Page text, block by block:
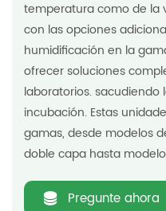
temperatura como de la
con las opciones
humidificación en la
ofrecer soluciones
laboratorios. sacudiendo
incubación. Estas
gamas, desde modelos
doble capa hasta
Pregunte ahora